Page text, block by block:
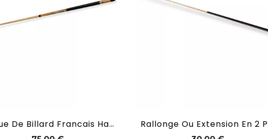
Queue De Billard Francais Haut De Gamme En 1,40 M